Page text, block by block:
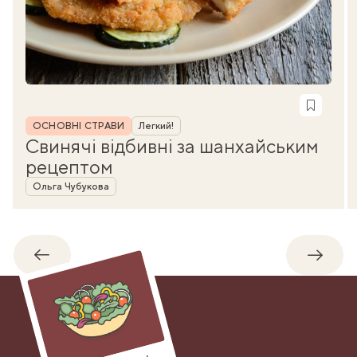
Рубрика
ОСНОВНІ СТРАВИ Легкий!
Свинячі відбивні за шанхайським
рецептом
Автор
Ольга Чубукова
Назад